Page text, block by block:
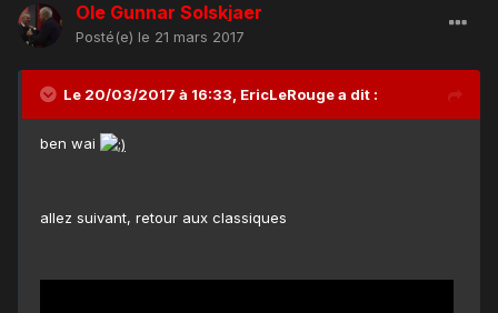
Ole Gunnar Solskjaer
Posté(e) le 21 mars 2017
Le 20/03/2017 à 16:33, EricLeRouge a dit :
ben wai
allez suivant, retour aux classiques